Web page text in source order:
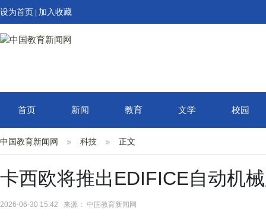
设为首页 加入收藏
首页 新闻 教育 文学 校园
中国教育新闻网 科技 正文
卡西欧将推出EDIFICE自动机
2026-06-30 15:42 来源： 中国教育新闻网